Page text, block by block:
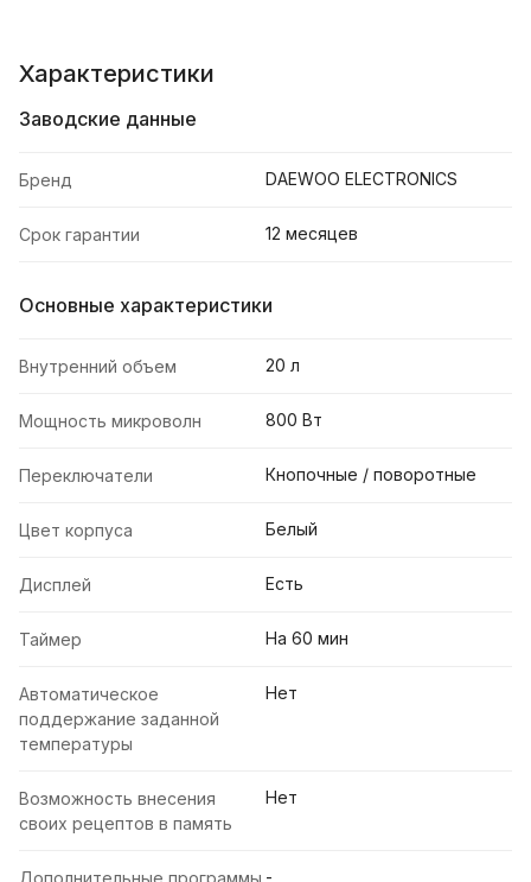
Характеристики
Заводские данные
Бренд DAEWOO ELECTRONICS
Срок гарантии 12 месяцев
Основные характеристики
Внутренний объем 20 л
Мощность микроволн 800 Вт
Переключатели Кнопочные / поворотные
Цвет корпуса Белый
Дисплей Есть
Таймер На 60 мин
Автоматическое
поддержание заданной
температуры
Нет
Возможность внесения
своих рецептов в память
Нет
-